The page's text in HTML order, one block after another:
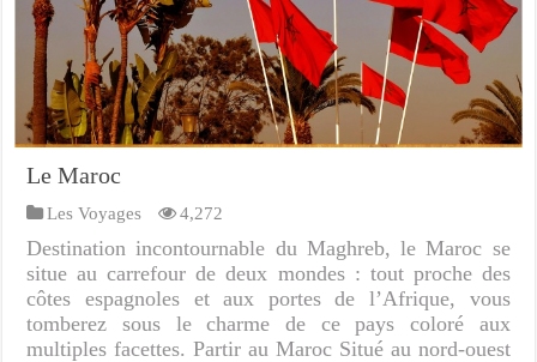
Le Maroc
Les Voyages 4,272
Destination incontournable du Maghreb, le Maroc se
situe au carrefour de deux mondes : tout proche des
côtes espagnoles et aux portes de l’Afrique, vous
tomberez sous le charme de ce pays coloré aux
multiples facettes. Partir au Maroc Situé au nord-ouest